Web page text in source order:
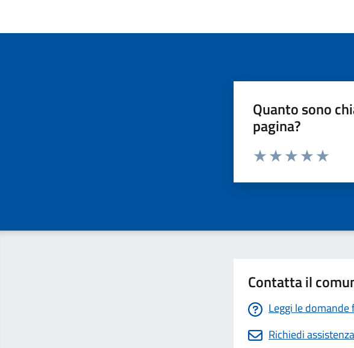
Quanto sono
pagina?
Valuta da 1 a 5 stelle la pagina
Contatta il
Leggi le domande
Richiedi assistenza